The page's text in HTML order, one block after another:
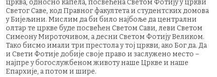
црква, односно капела, посвећена Светом Фотију у цркви
Светог Саве, код Правног факултета и студентских домова
у Бијељини. Мислим да би било најбоље да централни
олтар те цркве буде посвећен Светом Сави, леви Светом
Симеону Мироточивом, а десни Светом Фотију Великом.
Тако бисмо имали три престола у тој цркви, ако Бог да. Да
и Свети Фотије добије своје право и заслужено место –
најпре у богослужбеном животу наше Цркве и наше
Епархије, а потом и шире.